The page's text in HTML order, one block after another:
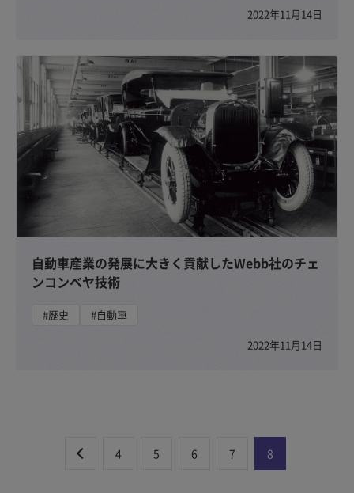
2022年11月14日
自動車産業の発展に大きく貢献したWebb社のチェ
ンコンベヤ技術
#歴史
#自動車
2022年11月14日
4 5 6 7 8